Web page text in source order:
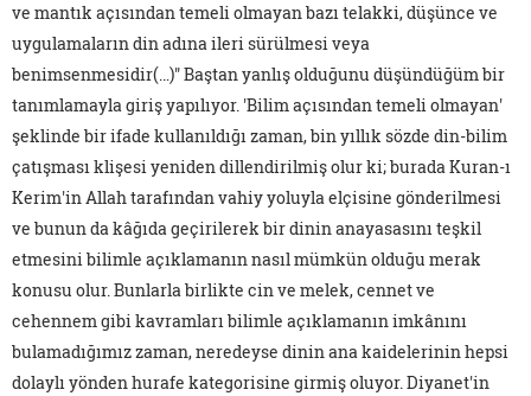
ve mantık açısından temeli olmayan bazı telakki, düşünce ve
uygulamaların din adına ileri sürülmesi veya
benimsenmesidir(…)" Baştan yanlış olduğunu düşündüğüm bir
tanımlamayla giriş yapılıyor. 'Bilim açısından temeli olmayan'
şeklinde bir ifade kullanıldığı zaman, bin yıllık sözde din-bilim
çatışması klişesi yeniden dillendirilmiş olur ki; burada Kuran-ı
Kerim'in Allah tarafından vahiy yoluyla elçisine gönderilmesi
ve bunun da kâğıda geçirilerek bir dinin anayasasını teşkil
etmesini bilimle açıklamanın nasıl mümkün olduğu merak
konusu olur. Bunlarla birlikte cin ve melek, cennet ve
cehennem gibi kavramları bilimle açıklamanın imkânını
bulamadığımız zaman, neredeyse dinin ana kaidelerinin hepsi
dolaylı yönden hurafe kategorisine girmiş oluyor. Diyanet'in